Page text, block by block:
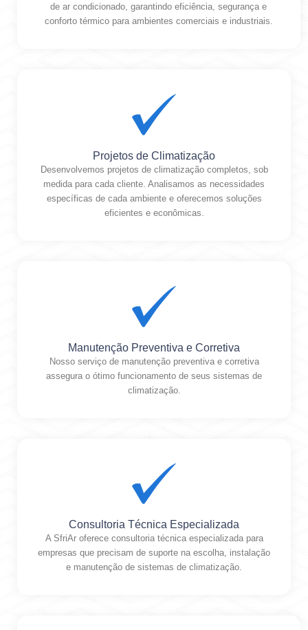
de ar condicionado, garantindo eficiência, segurança e
conforto térmico para ambientes comerciais e industriais.
Projetos de Climatização
Desenvolvemos projetos de climatização completos, sob
medida para cada cliente. Analisamos as necessidades
específicas de cada ambiente e oferecemos soluções
eficientes e econômicas.
Manutenção Preventiva e Corretiva
Nosso serviço de manutenção preventiva e corretiva
assegura o ótimo funcionamento de seus sistemas de
climatização.
Consultoria Técnica Especializada
A SfriAr oferece consultoria técnica especializada para
empresas que precisam de suporte na escolha, instalação
e manutenção de sistemas de climatização.